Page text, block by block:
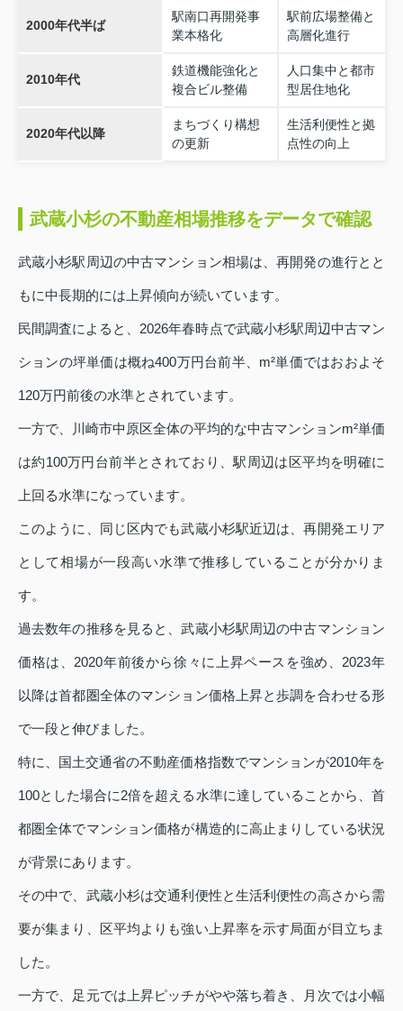
2000年代半ば
駅南口再開発事
業本格化
駅前広場整備と
高層化進行
2010年代
鉄道機能強化と
複合ビル整備
人口集中と都市
型居住地化
2020年代以降
まちづくり構想
の更新
生活利便性と拠
点性の向上
武蔵小杉の不動産相場推移をデータで確認
武蔵小杉駅周辺の中古マンション相場は、再開発の進行とと
もに中長期的には上昇傾向が続いています。
民間調査によると、2026年春時点で武蔵小杉駅周辺中古マン
ションの坪単価は概ね400万円台前半、m²単価ではおおよそ
120万円前後の水準とされています。
一方で、川崎市中原区全体の平均的な中古マンションm²単価
は約100万円台前半とされており、駅周辺は区平均を明確に
上回る水準になっています。
このように、同じ区内でも武蔵小杉駅近辺は、再開発エリア
として相場が一段高い水準で推移していることが分かりま
す。
過去数年の推移を見ると、武蔵小杉駅周辺の中古マンション
価格は、2020年前後から徐々に上昇ペースを強め、2023年
以降は首都圏全体のマンション価格上昇と歩調を合わせる形
で一段と伸びました。
特に、国土交通省の不動産価格指数でマンションが2010年を
100とした場合に2倍を超える水準に達していることから、首
都圏全体でマンション価格が構造的に高止まりしている状況
が背景にあります。
その中で、武蔵小杉は交通利便性と生活利便性の高さから需
要が集まり、区平均よりも強い上昇率を示す局面が目立ちま
した。
一方で、足元では上昇ピッチがやや落ち着き、月次では小幅